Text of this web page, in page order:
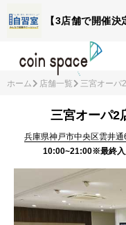
ホーム 店舗一覧 三宮オーパ
三宮オーパ2
兵庫県神戸市中央区雲井
10:00~21:00※最終入